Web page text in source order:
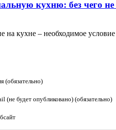
кухню: без чего не
на кухне – необходимое
(обязательно)
(не будет опубликовано) (обязательно)